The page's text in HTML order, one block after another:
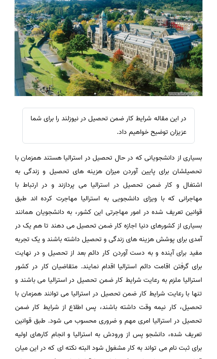
در این مقاله شرایط کار ضمن تحصیل در نیوزلند را برای شما
عزیزان توضیح خواهیم داد.
بسیاری از دانشجویانی که در حال تحصیل در استرالیا هستند همزمان با
تحصیلشان برای پایین آوردن میزان هزینه های تحصیل و زندگی به
اشتغال و کار ضمن تحصیل در استرالیا می پردازند و در ارتباط با
مهاجرانی که با ویزای دانشجویی به استرالیا مهاجرت کرده اند طبق
قوانین تعریف شده در امور مهاجرتی این کشور، به دانشجویان همانند
بسیاری از کشورهای دنیا اجازه کار ضمن تحصیل می دهند تا هم یک در
آمدی برای پوشش هزینه های زندگی و تحصیل داشته باشند و یک تجربه
مفید برای آینده و به دست آوردن کار دائم بعد از تحصیل و در نهایت
برای گرفتن اقامت دائم استرالیا اقدام نمایند. متقاضیان کار در کشور
استرالیا ملزم به رعایت شرایط کار ضمن تحصیل در استرالیا می باشند و
تنها با رعایت شرایط کار ضمن تحصیل در استرالیا می توانند همزمان با
تحصیل، کار نیمه وقت داشته باشند، پس اطلاع از شرایط کار ضمن
تحصیل در استرالیا امری مهم و ضروری محسوب می شود. طبق قوانین
تعریف شده، دانشجو پس از ورودش به استرالیا و انجام کارهای اولیه
برای ثبت نام می تواند به کار مشغول شود البته نکته ای که در این میان